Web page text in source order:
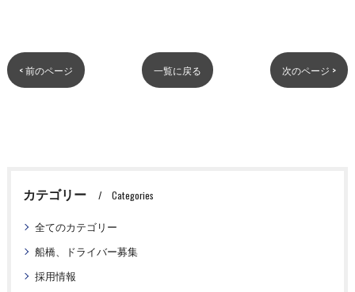
< 前のページ 一覧に戻る 次のページ >
カテゴリー Categories
全てのカテゴリー
船橋、ドライバー募集
採用情報